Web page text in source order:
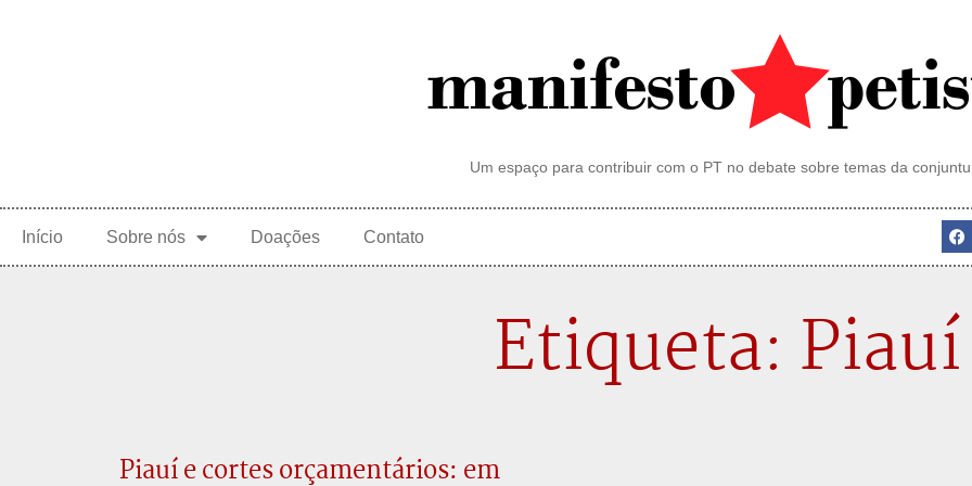
Um espaço para contribuir com o PT no debate sobre temas da
Início Sobre nós Doações Contato
Etiqueta: Piauí
Piauí e cortes orçamentários: em